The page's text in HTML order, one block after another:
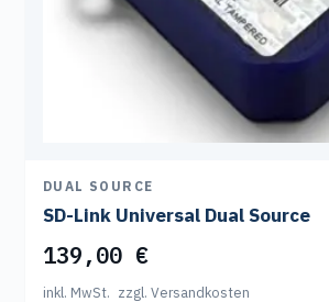
DUAL SOURCE
SD-Link Universal Dual Source
139,00 €
inkl. MwSt. zzgl. Versandkosten
Produktseite